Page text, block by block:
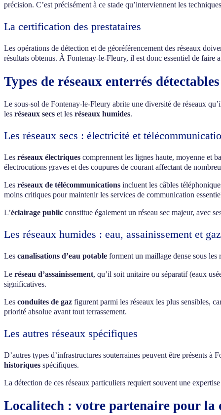
précision. C’est précisément à ce stade qu’interviennent les
La certification des prestataires
Les opérations de détection et de géoréférencement des réseaux
résultats obtenus. À Fontenay-le-Fleury, il est donc essentiel de faire
Types de réseaux enterrés
Le sous-sol de Fontenay-le-Fleury abrite une diversité de réseaux
les réseaux secs et les réseaux humides.
Les réseaux secs : électricité et
Les réseaux électriques comprennent les lignes haute, moyenne et
électrocutions graves et des coupures de courant affectant de
Les réseaux de télécommunications incluent les câbles
moins critiques pour maintenir les services de communication
L’éclairage public constitue également un réseau sec majeur, avec
Les réseaux humides : eau, assainissement et gaz
Les canalisations d’eau potable forment un maillage dense sous
Le réseau d’assainissement, qu’il soit unitaire ou séparatif (eaux
significatives.
Les conduites de gaz figurent parmi les réseaux les plus sensibles,
priorité absolue avant tout terrassement.
Les autres réseaux spécifiques
D’autres types d’infrastructures souterraines peuvent être présents à
historiques spécifiques.
La détection de ces réseaux particuliers requiert souvent une
Localitech : votre partenaire pour la